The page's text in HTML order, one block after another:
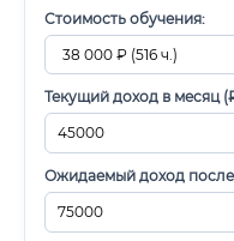
Стоимость обучения:
Текущий доход в месяц
Ожидаемый доход